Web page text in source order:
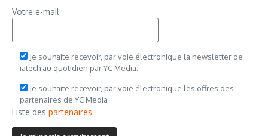
Votre e-mail
Je souhaite recevoir, par voie électronique la newsletter de
iatech au quotidien par YC Media.
Je souhaite recevoir, par voie électronique les offres des
partenaires de YC Media
Liste des partenaires